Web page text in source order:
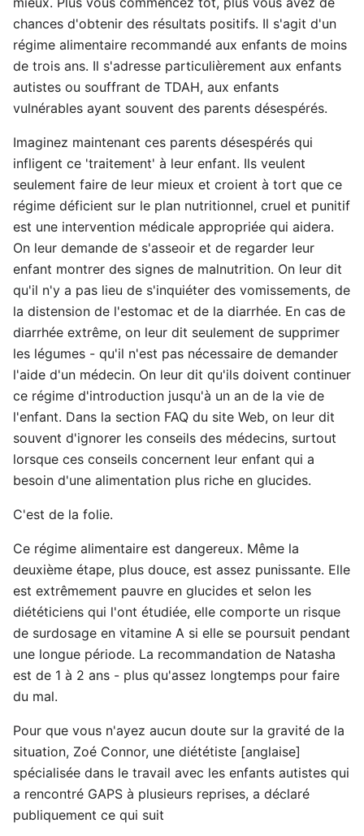
chances d'obtenir des résultats positifs. Il s'agit d'un
régime alimentaire recommandé aux enfants de moins
de trois ans. Il s'adresse particulièrement aux enfants
autistes ou souffrant de TDAH, aux enfants
vulnérables ayant souvent des parents désespérés.
Imaginez maintenant ces parents désespérés qui
infligent ce 'traitement' à leur enfant. Ils veulent
seulement faire de leur mieux et croient à tort que ce
régime déficient sur le plan nutritionnel, cruel et punitif
est une intervention médicale appropriée qui aidera.
On leur demande de s'asseoir et de regarder leur
enfant montrer des signes de malnutrition. On leur dit
qu'il n'y a pas lieu de s'inquiéter des vomissements, de
la distension de l'estomac et de la diarrhée. En cas de
diarrhée extrême, on leur dit seulement de supprimer
les légumes - qu'il n'est pas nécessaire de demander
l'aide d'un médecin. On leur dit qu'ils doivent continuer
ce régime d'introduction jusqu'à un an de la vie de
l'enfant. Dans la section FAQ du site Web, on leur dit
souvent d'ignorer les conseils des médecins, surtout
lorsque ces conseils concernent leur enfant qui a
besoin d'une alimentation plus riche en glucides.
C'est de la folie.
Ce régime alimentaire est dangereux. Même la
deuxième étape, plus douce, est assez punissante. Elle
est extrêmement pauvre en glucides et selon les
diététiciens qui l'ont étudiée, elle comporte un risque
de surdosage en vitamine A si elle se poursuit pendant
une longue période. La recommandation de Natasha
est de 1 à 2 ans - plus qu'assez longtemps pour faire
du mal.
Pour que vous n'ayez aucun doute sur la gravité de la
situation, Zoé Connor, une diététiste [anglaise]
spécialisée dans le travail avec les enfants autistes qui
a rencontré GAPS à plusieurs reprises, a déclaré
publiquement ce qui suit